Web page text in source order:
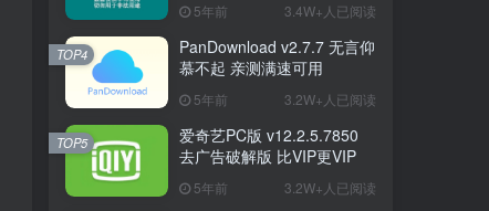
5年前 3.4W+人已阅读
PanDownload v2.7.7 无言仰
慕不起 亲测满速可用
5年前 3.2W+人已阅读
TOP4
爱奇艺PC版 v12.2.5.7850
去广告破解版 比VIP更VIP
5年前 3.2W+人已阅读
TOP5